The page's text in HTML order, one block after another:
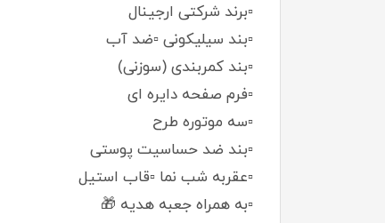
▫️برند شرکتی ارجینال
▫️بند سیلیکونی ▫️ضد آب
▫️بند کمربندی (سوزنی)
▫️فرم صفحه دایره ای
▫️سه موتوره طرح
▫️بند ضد حساسیت پوستی
▫️عقربه شب نما ▫️قاب استیل
▫️به همراه جعبه هدیه 🎁